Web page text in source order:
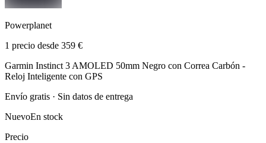
Powerplanet
1 precio desde 359 €
Garmin Instinct 3 AMOLED 50mm Negro con Correa Carbón -
Reloj Inteligente con GPS
Envío gratis · Sin datos de entrega
NuevoEn stock
Precio